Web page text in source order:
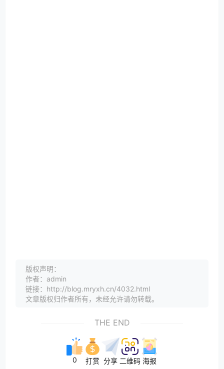
版权声明：
作者：admin
链接：http://blog.mryxh.cn/4032.html
文章版权归作者所有，未经允许请勿转载。
THE END
0 打赏 分享 二维码 海报